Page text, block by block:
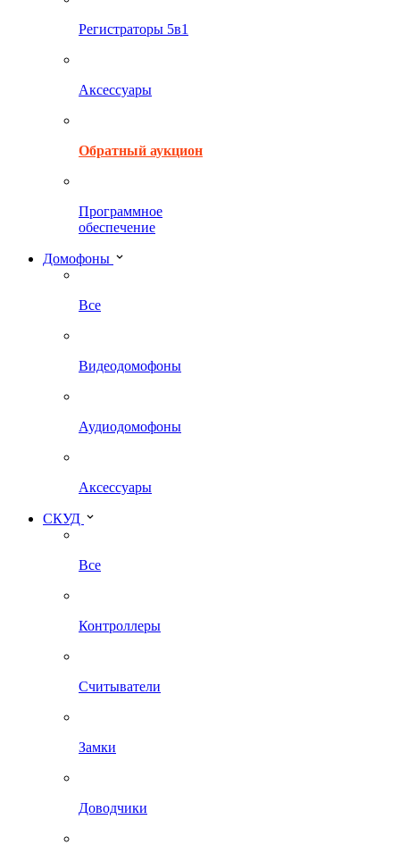
Регистраторы 5в1
Аксессуары
Обратный аукцион
Программное
обеспечение
Домофоны
Все
Видеодомофоны
Аудиодомофоны
Аксессуары
СКУД
Все
Контроллеры
Считыватели
Замки
Доводчики